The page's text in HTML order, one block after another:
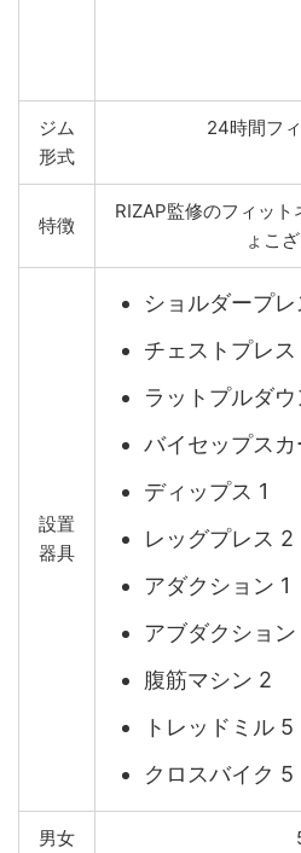
ジム
形式
24時間フ
特徴
RIZAP監修のフィッ
ょこ
設置
器具
ショルダープレ
チェストプレス
ラットプルダ
バイセップスカ
ディップス 1
レッグプレス 2
アダクション 1
アブダクション
腹筋マシン 2
トレッドミル 5
クロスバイク 5
男女